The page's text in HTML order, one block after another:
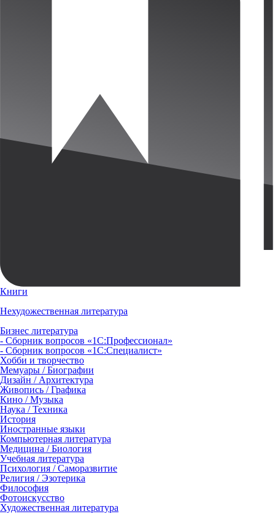
Книги
Нехудожественная литература
Бизнес литература
- Сборник вопросов «1С:Профессионал»
- Сборник вопросов «1С:Специалист»
Хобби и творчество
Мемуары / Биографии
Дизайн / Архитектура
Живопись / Графика
Кино / Музыка
Наука / Техника
История
Иностранные языки
Компьютерная литература
Медицина / Биология
Учебная литература
Психология / Саморазвитие
Религия / Эзотерика
Философия
Фотоискусство
Художественная литература